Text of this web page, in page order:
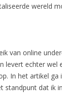
wereld
van online
levert echter wel
In het artikel ga
standpunt dat ik